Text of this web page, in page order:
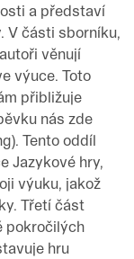
a představí
V části sborníku,
věnují
výuce. Toto
přibližuje
nás zde
Tento oddíl
Jazykové hry,
výuku, jakož
Třetí část
pokročilých
hru